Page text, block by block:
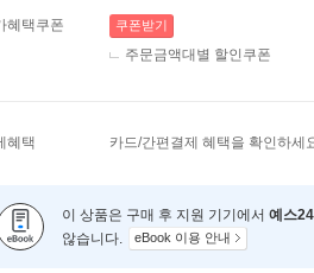
혜택쿠폰 쿠폰받기
주문금액대별 할인쿠폰
혜택 카드/간편결제 혜택을 확인하세
이 상품은 구매 후 지원 기기에서 예스
않습니다.
eBook 이용 안내